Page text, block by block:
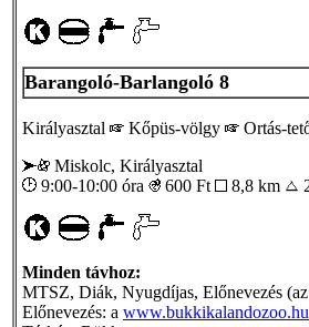
Barangoló-Barlangoló 8
Királyasztal Kőpüs-völgy Ortás-
Miskolc, Királyasztal
9:00-10:00 óra
600 Ft 8,8 km
Minden távhoz:
MTSZ, Diák, Nyugdíjas, Előnevezés
Előnevezés: a www.bukkikalandozoo.hu